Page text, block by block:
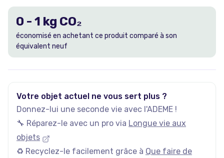
0 - 1 kg CO₂
économisé en achetant ce produit comparé à son
équivalent neuf
Votre objet actuel ne vous sert plus ?
Donnez-lui une seconde vie avec l'ADEME !
🔧 Réparez-le avec un pro via Longue vie aux
objets
♻️ Recyclez-le facilement grâce à Que faire de